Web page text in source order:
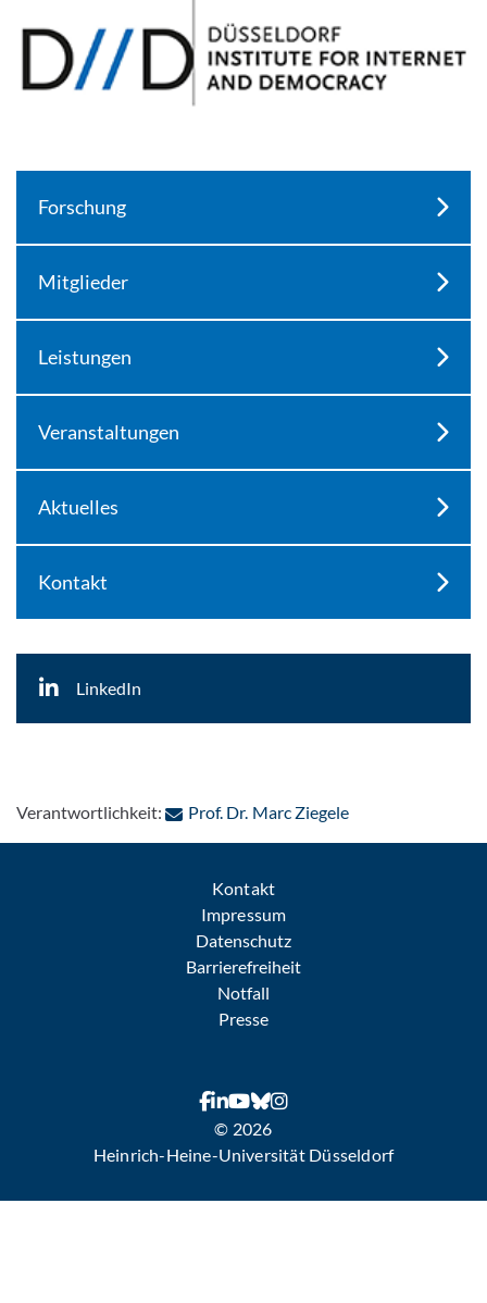
Forschung
Mitglieder
Leistungen
Veranstaltungen
Aktuelles
Kontakt
LinkedIn
Verantwortlichkeit: Prof. Dr. Marc Ziegele: Per E-Mail
Kontakt
Impressum
Datenschutz
Barrierefreiheit
Notfall
Presse
© 2026
Heinrich-Heine-Universität Düsseldorf